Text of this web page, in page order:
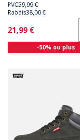
PVC59,99 €
Rabais38,00 €
Current
21,99 €
-50% ou plus